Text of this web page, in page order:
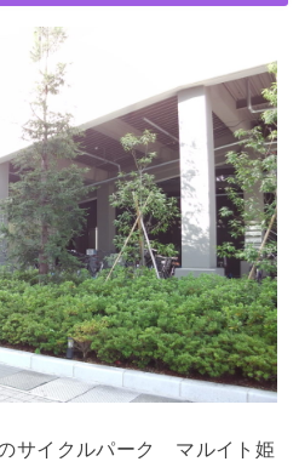
サイクルパーク マルイト姫